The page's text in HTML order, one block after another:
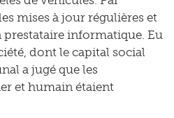
mises à jour régulières et
prestataire informatique. Eu
dont le capital social
a jugé que les
et humain étaient